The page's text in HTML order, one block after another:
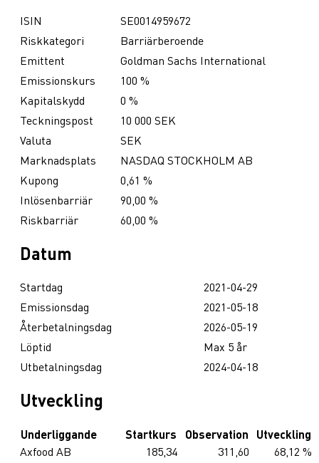
ISIN
SE0014959672
Riskkategori
Barriärberoende
Emittent
Goldman Sachs International
Emissionskurs
100 %
Kapitalskydd
0 %
Teckningspost
10 000 SEK
Valuta
SEK
Marknadsplats
NASDAQ STOCKHOLM AB
Kupong
0,61 %
Inlösenbarriär
90,00 %
Riskbarriär
60,00 %
Datum
Startdag
2021-04-29
Emissionsdag
2021-05-18
Återbetalningsdag
2026-05-19
Löptid
Max 5 år
Utbetalningsdag
2024-04-18
Utveckling
Underliggande Startkurs Observation
Utveckling
Axfood AB
185,34 311,60
68,12 %